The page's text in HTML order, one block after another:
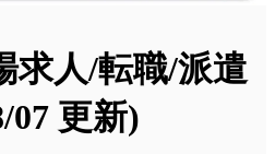
求人/転職/派遣
07 更新)